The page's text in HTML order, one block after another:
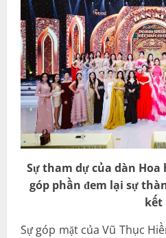
Sự tham dự của dàn Hoa
góp phần đem lại sự
kết
Sự góp mặt của Vũ Thục